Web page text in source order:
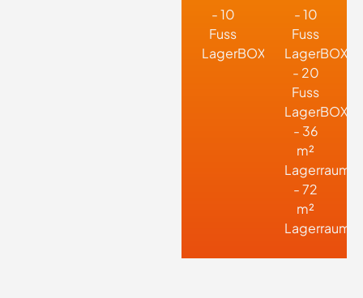
- 10
Fuss
LagerBOX
- 10
Fuss
LagerBOX
- 20
Fuss
LagerBOX
- 36
m²
Lagerraum
- 72
m²
Lagerraum